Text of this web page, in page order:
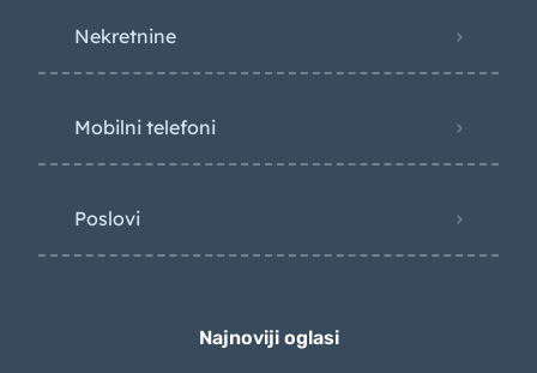
Nekretnine
Mobilni telefoni
Poslovi
Najnoviji oglasi